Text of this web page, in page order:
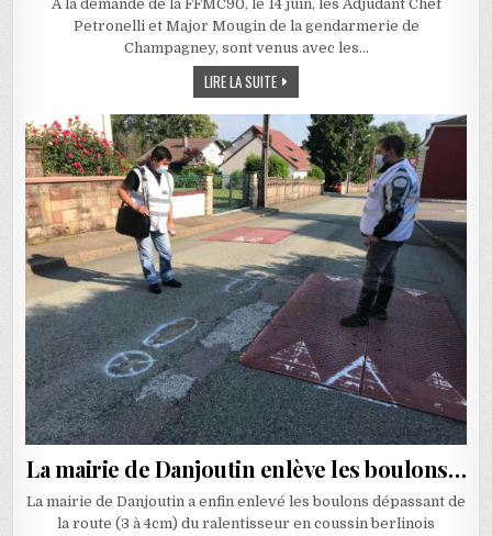
A la demande de la FFMC90, le 14 juin, les Adjudant Chef
Petronelli et Major Mougin de la gendarmerie de
Champagney, sont venus avec les…
LIRE LA SUITEINSPECTION DE L’ACCIDENT DU COL
La mairie de Danjoutin enlève les boulons…
La mairie de Danjoutin a enfin enlevé les boulons dépassant de
la route (3 à 4cm) du ralentisseur en coussin berlinois